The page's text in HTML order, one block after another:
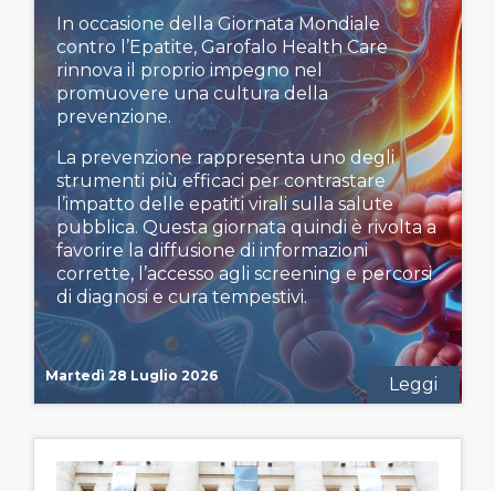
In occasione della Giornata Mondiale
contro l’Epatite, Garofalo Health Care
rinnova il proprio impegno nel
promuovere una cultura della
prevenzione.
La prevenzione rappresenta uno degli
strumenti più efficaci per contrastare
l’impatto delle epatiti virali sulla salute
pubblica. Questa giornata quindi è rivolta a
favorire la diffusione di informazioni
corrette, l’accesso agli screening e percorsi
di diagnosi e cura tempestivi.
Martedì 28 Luglio 2026 Leggi